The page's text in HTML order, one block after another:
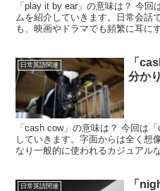
「play it by ear」の意味は？ 今
ムを紹介していきます。日常会話
も、映画やドラマでも頻繁に耳に
日常英語関連
「
分か
「cash cow」の意味は？ 今回は
していきます。字面からは全く想
なり一般的に使われるカジュアル
日常英語関連
「